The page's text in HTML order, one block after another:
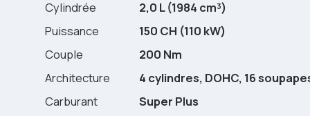
Cylindrée
2,0 L (1984 cm³)
Puissance
150 CH (110 kW)
Couple
200 Nm
Architecture
4 cylindres, DOHC, 16
Carburant
Super Plus